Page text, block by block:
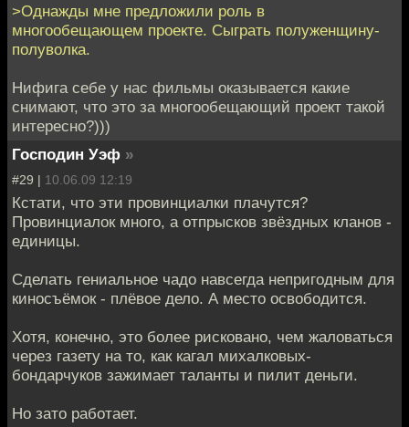
>Однажды мне предложили роль в
многообещающем проекте. Сыграть полуженщину-
полуволка.
Нифига себе у нас фильмы оказывается какие
снимают, что это за многообещающий проект такой
интересно?)))
Господин Уэф »
#29 | 10.06.09 12:19
Кстати, что эти провинциалки плачутся?
Провинциалок много, а отпрысков звёздных кланов -
единицы.
Сделать гениальное чадо навсегда непригодным для
киносъёмок - плёвое дело. А место освободится.
Хотя, конечно, это более рисковано, чем жаловаться
через газету на то, как кагал михалковых-
бондарчуков зажимает таланты и пилит деньги.
Но зато работает.